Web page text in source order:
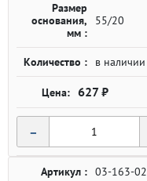
Размер
основания,
мм :
55/20
Количество : в наличии
627 ₽
-
Артикул : 03-163-02